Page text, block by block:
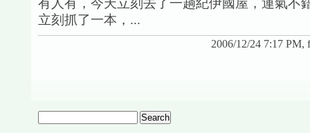
有人有，今天立刻去了一趟紀伊國屋，運氣不
立刻抓了一本，...
2006/12/24 7:17 PM,